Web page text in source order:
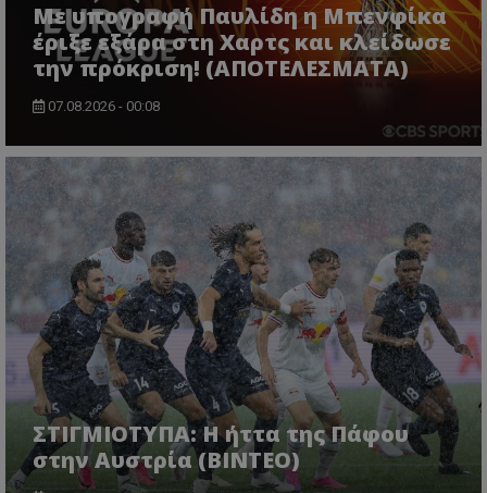
Με υπογραφή Παυλίδη η Μπενφίκα
έριξε εξάρα στη Χαρτς και κλείδωσε
την πρόκριση! (ΑΠΟΤΕΛΕΣΜΑΤΑ)
07.08.2026 - 00:08
ΣΤΙΓΜΙΟΤΥΠΑ: Η ήττα της Πάφου
στην Αυστρία (ΒΙΝΤΕΟ)